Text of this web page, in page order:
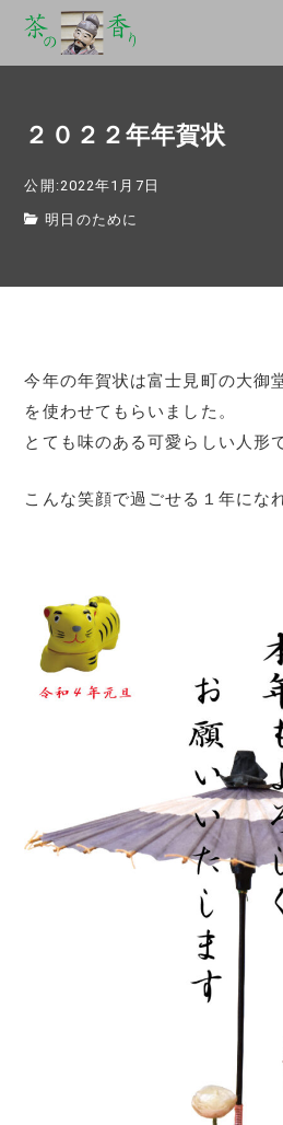
２０２２年年賀状
公開:2022年1月7日
明日のために
今年の年賀状は富士見町の大御
を使わせてもらいました。
とても味のある可愛らしい人形
こんな笑顔で過ごせる１年にな